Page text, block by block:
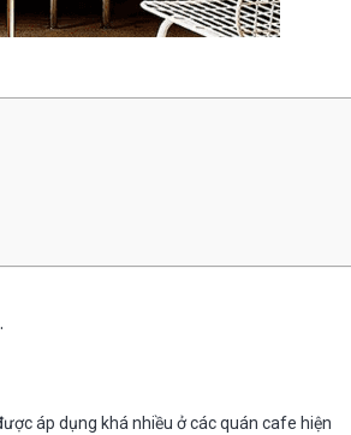
áp dụng khá nhiều ở các quán cafe hiện